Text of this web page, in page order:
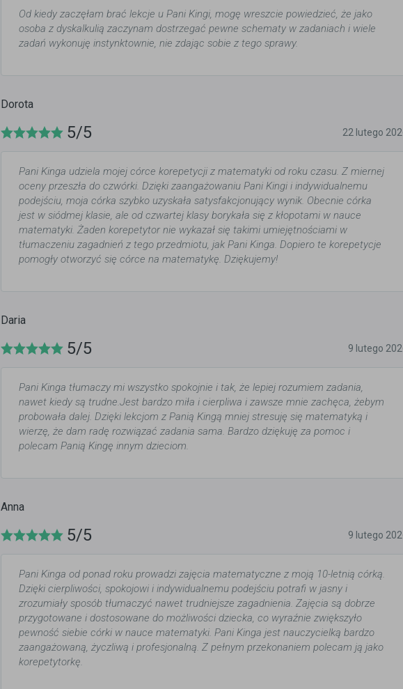
Od kiedy zaczęłam brać lekcje u Pani Kingi, mogę wreszcie powiedzieć, że jako
osoba z dyskalkulią zaczynam dostrzegać pewne schematy w zadaniach i wiele
zadań wykonuję instynktownie, nie zdając sobie z tego sprawy.
Dorota
5/5 22 lutego
Pani Kinga udziela mojej córce korepetycji z matematyki od roku czasu. Z miernej
oceny przeszła do czwórki. Dzięki zaangażowaniu Pani Kingi i indywidualnemu
podejściu, moja córka szybko uzyskała satysfakcjonujący wynik. Obecnie córka
jest w siódmej klasie, ale od czwartej klasy borykała się z kłopotami w nauce
matematyki. Żaden korepetytor nie wykazał się takimi umiejętnościami w
tłumaczeniu zagadnień z tego przedmiotu, jak Pani Kinga. Dopiero te korepetycje
pomogły otworzyć się córce na matematykę. Dziękujemy!
Daria
5/5 9 lutego
Pani Kinga tłumaczy mi wszystko spokojnie i tak, że lepiej rozumiem zadania,
nawet kiedy są trudne.Jest bardzo miła i cierpliwa i zawsze mnie zachęca, żebym
probowała dalej. Dzięki lekcjom z Panią Kingą mniej stresuję się matematyką i
wierzę, że dam radę rozwiązać zadania sama. Bardzo dziękuję za pomoc i
polecam Panią Kingę innym dzieciom.
Anna
5/5 9 lutego
Pani Kinga od ponad roku prowadzi zajęcia matematyczne z moją 10-letnią córką.
Dzięki cierpliwości, spokojowi i indywidualnemu podejściu potrafi w jasny i
zrozumiały sposób tłumaczyć nawet trudniejsze zagadnienia. Zajęcia są dobrze
przygotowane i dostosowane do możliwości dziecka, co wyraźnie zwiększyło
pewność siebie córki w nauce matematyki. Pani Kinga jest nauczycielką bardzo
zaangażowaną, życzliwą i profesjonalną. Z pełnym przekonaniem polecam ją jako
korepetytorkę.